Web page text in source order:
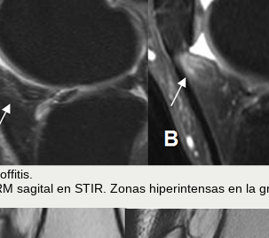
sagital en STIR. Zonas hiperintensas en la